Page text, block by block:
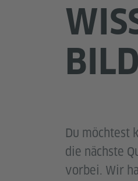
Du möchtest
die nächste
vorbei. Wir